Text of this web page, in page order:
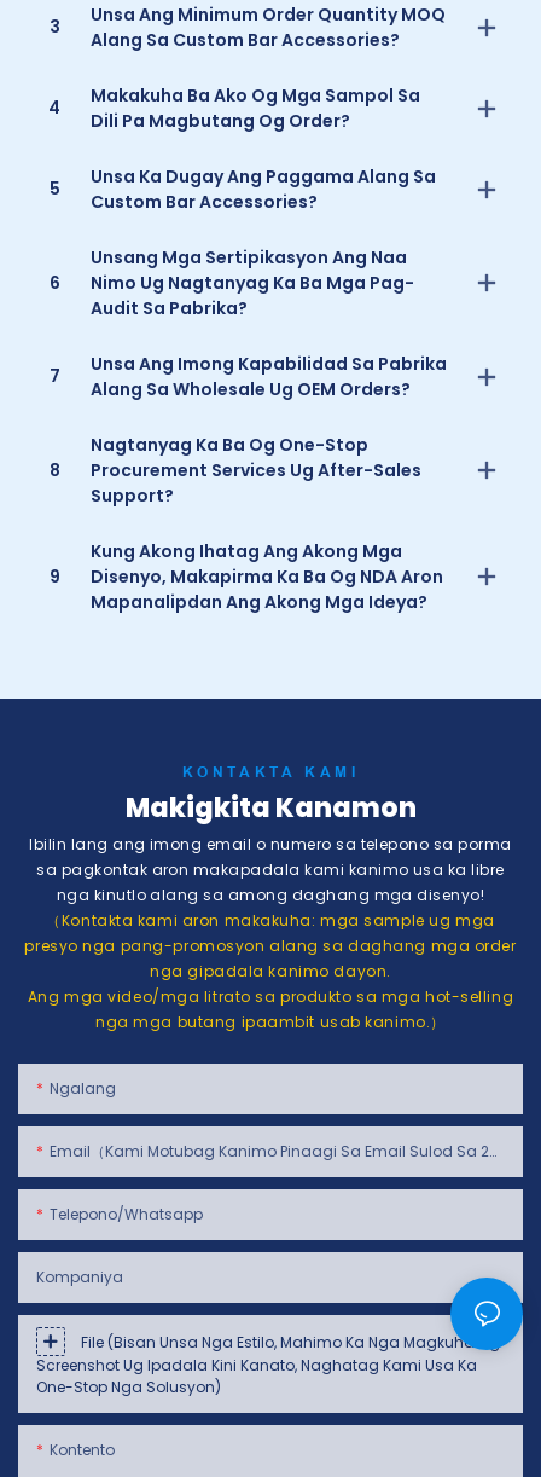
3
Unsa Ang Minimum Order Quantity MOQ
Alang Sa Custom Bar Accessories?
4
Makakuha Ba Ako Og Mga Sampol Sa
Dili Pa Magbutang Og Order?
5
Unsa Ka Dugay Ang Paggama Alang Sa
Custom Bar Accessories?
6
Unsang Mga Sertipikasyon Ang Naa
Nimo Ug Nagtanyag Ka Ba Mga Pag-
Audit Sa Pabrika?
7
Unsa Ang Imong Kapabilidad Sa Pabrika
Alang Sa Wholesale Ug OEM Orders?
8
Nagtanyag Ka Ba Og One-Stop
Procurement Services Ug After-Sales
Support?
9
Kung Akong Ihatag Ang Akong Mga
Disenyo, Makapirma Ka Ba Og NDA Aron
Mapanalipdan Ang Akong Mga Ideya?
KONTAKTA KAMI
Makigkita Kanamon
Ibilin lang ang imong email o numero sa telepono sa porma
sa pagkontak aron makapadala kami kanimo usa ka libre
nga kinutlo alang sa among daghang mga disenyo!
（Kontakta kami aron makakuha: mga sample ug mga
presyo nga pang-promosyon alang sa daghang mga order
nga gipadala kanimo dayon.
Ang mga video/mga litrato sa produkto sa mga hot-selling
nga mga butang ipaambit usab kanimo.）
Ngalang
Email（Kami Motubag Kanimo Pinaagi Sa Email Sulod Sa 24 Oras）
Telepono/whatsapp
Kompaniya
File (Bisan Unsa Nga Estilo, Mahimo Ka Nga Magkuha Og
Screenshot Ug Ipadala Kini Kanato, Naghatag Kami Usa Ka
One-Stop Nga Solusyon)
Kontento